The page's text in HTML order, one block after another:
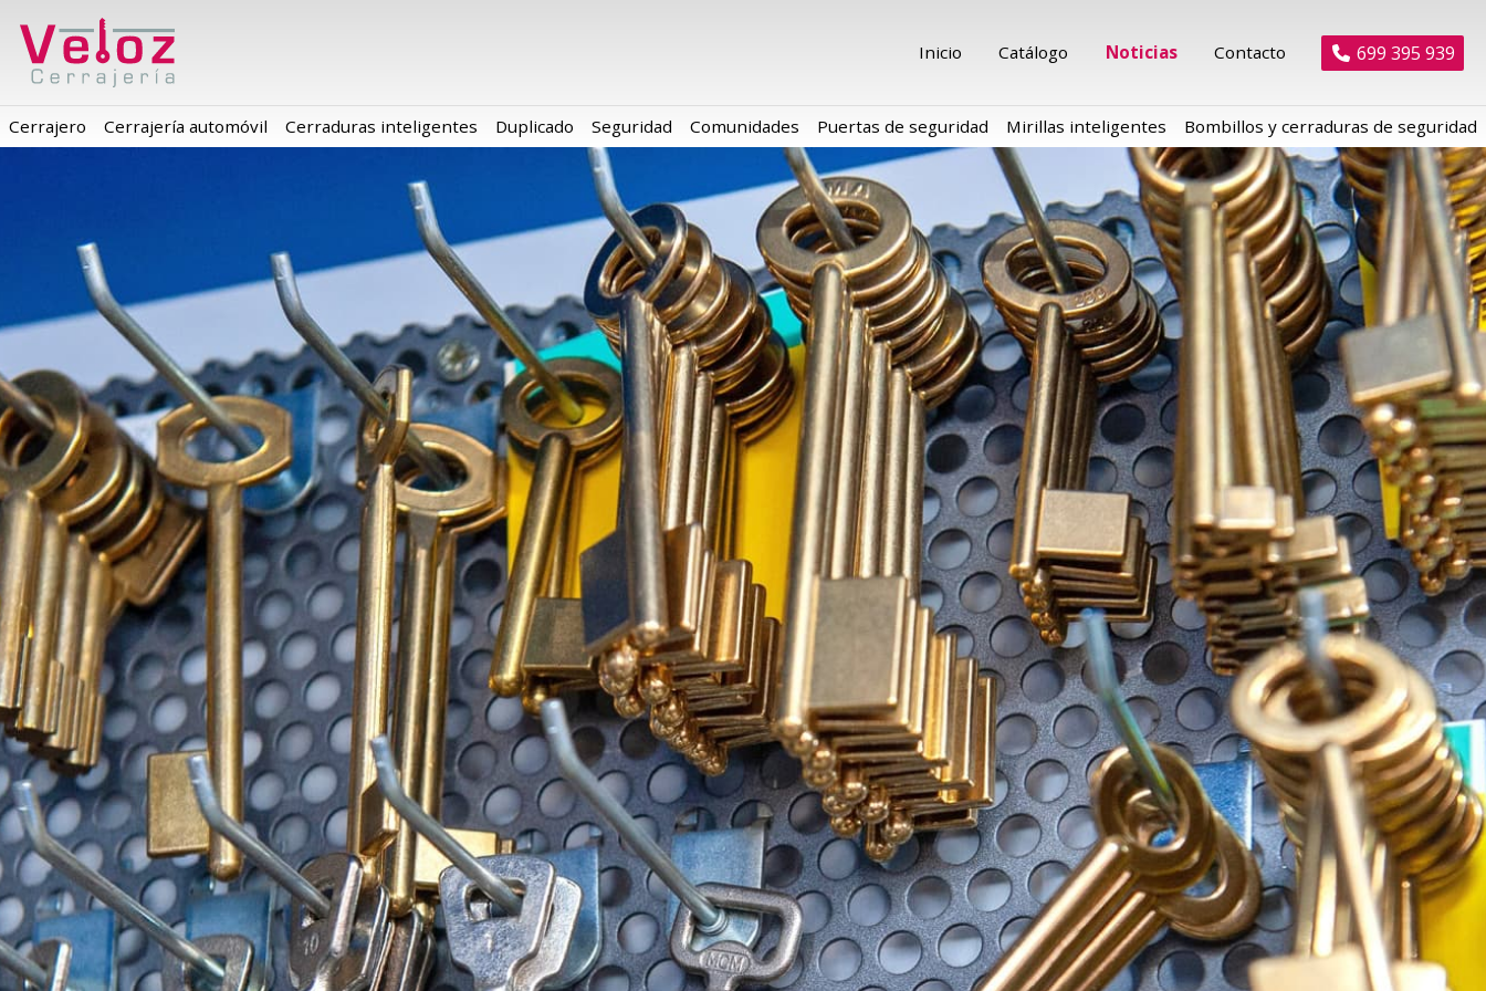
Inicio Catálogo Noticias Contacto 699 395 939
Cerrajero Cerrajería automóvil Cerraduras inteligentes Duplicado Seguridad Comunidades Puertas de seguridad Mirillas inteligentes Bombillos y cerraduras de seguridad